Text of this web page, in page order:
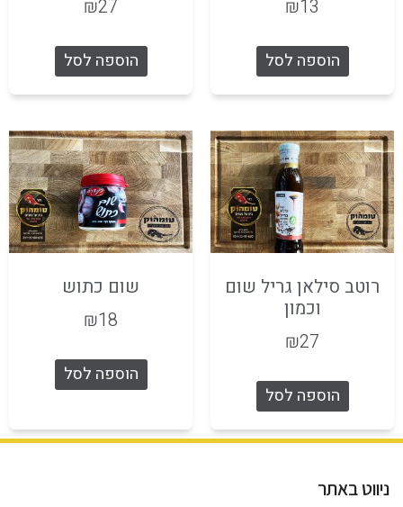
₪13
הוספה לסל
₪27
הוספה לסל
רוטב סילאן גריל שום
וכמון
₪27
הוספה לסל
שום כתוש
₪18
הוספה לסל
ניווט באתר